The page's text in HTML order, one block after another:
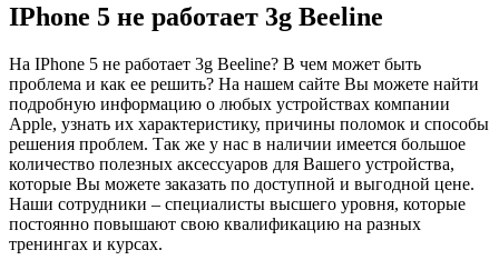
IPhone 5 не работает 3g Beeline
На IPhone 5 не работает 3g Beeline? В чем может быть
проблема и как ее решить? На нашем сайте Вы можете найти
подробную информацию о любых устройствах компании
Apple, узнать их характеристику, причины поломок и способы
решения проблем. Так же у нас в наличии имеется большое
количество полезных аксессуаров для Вашего устройства,
которые Вы можете заказать по доступной и выгодной цене.
Наши сотрудники – специалисты высшего уровня, которые
постоянно повышают свою квалификацию на разных
тренингах и курсах.